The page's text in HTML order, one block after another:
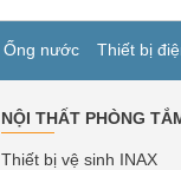
Ống nước Thiết bị
NỘI THẤT PHÒNG
Thiết bị vệ sinh INAX